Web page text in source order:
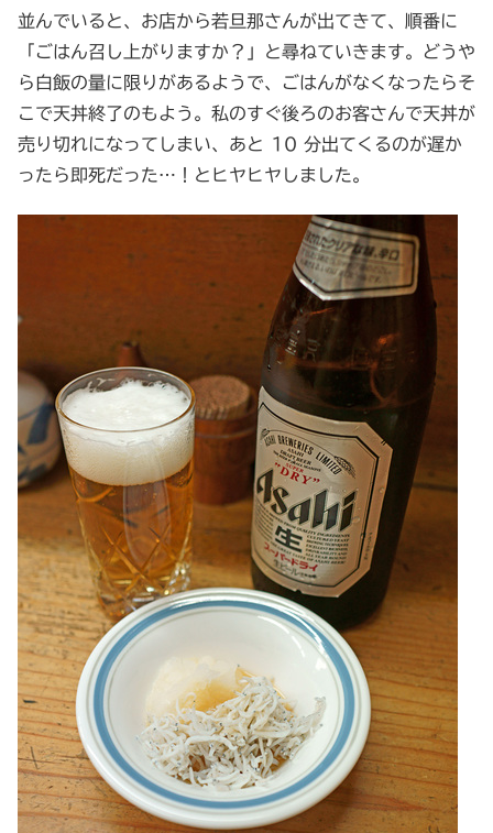
並んでいると、お店から若旦那さんが出てきて、順番に
「ごはん召し上がりますか？」と尋ねていきます。どうや
ら白飯の量に限りがあるようで、ごはんがなくなったらそ
こで天丼終了のもよう。私のすぐ後ろのお客さんで天丼が
売り切れになってしまい、あと 10 分出てくるのが遅か
ったら即死だった…！とヒヤヒヤしました。